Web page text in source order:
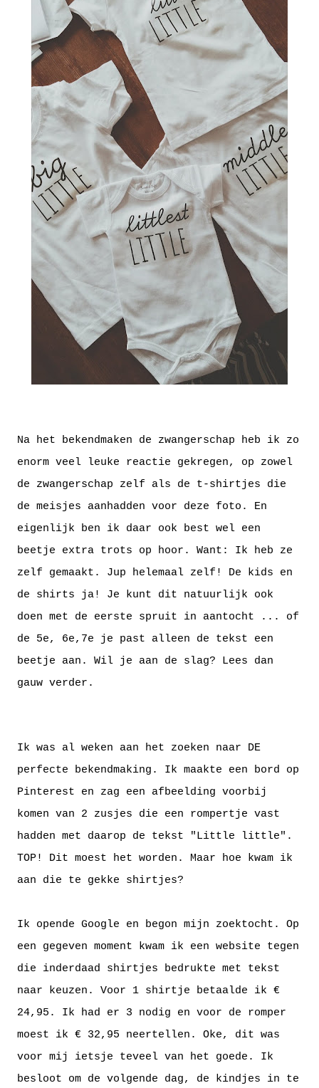
Na het bekendmaken de zwangerschap heb ik zo
enorm veel leuke reactie gekregen, op zowel
de zwangerschap zelf als de t-shirtjes die
de meisjes aanhadden voor deze foto. En
eigenlijk ben ik daar ook best wel een
beetje extra trots op hoor. Want: Ik heb ze
zelf gemaakt. Jup helemaal zelf! De kids en
de shirts ja! Je kunt dit natuurlijk ook
doen met de eerste spruit in aantocht ... of
de 5e, 6e,7e je past alleen de tekst een
beetje aan. Wil je aan de slag? Lees dan
gauw verder.
Ik was al weken aan het zoeken naar DE
perfecte bekendmaking. Ik maakte een bord op
Pinterest en zag een afbeelding voorbij
komen van 2 zusjes die een rompertje vast
hadden met daarop de tekst "Little little".
TOP! Dit moest het worden. Maar hoe kwam ik
aan die te gekke shirtjes?
Ik opende Google en begon mijn zoektocht. Op
een gegeven moment kwam ik een website tegen
die inderdaad shirtjes bedrukte met tekst
naar keuzen. Voor 1 shirtje betaalde ik €
24,95. Ik had er 3 nodig en voor de romper
moest ik € 32,95 neertellen. Oke, dit was
voor mij ietsje teveel van het goede. Ik
besloot om de volgende dag, de kindjes in te